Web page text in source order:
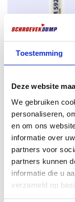
Toestemming
Deze website
We gebruiken
personaliseren,
en om ons
informatie over
partners voor
partners kunnen
informatie die u
verzameld op
Maxi-tech
De 5072MF
koopt u een
handschoen
en een
Met de 5072MF
€5,29
prijs
was:
€ 5,29.
€4,99
€
excl. BTW:€4,12
Op voorraad